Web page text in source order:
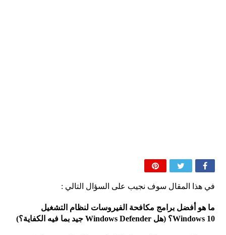
في هذا المقال سوف نجيب على السؤال التالي :
ما هو أفضل برامج مكافحة الفيروسات لنظام التشغيل
Windows 10؟ (هل Windows Defender جيد بما فيه الكفاية؟)